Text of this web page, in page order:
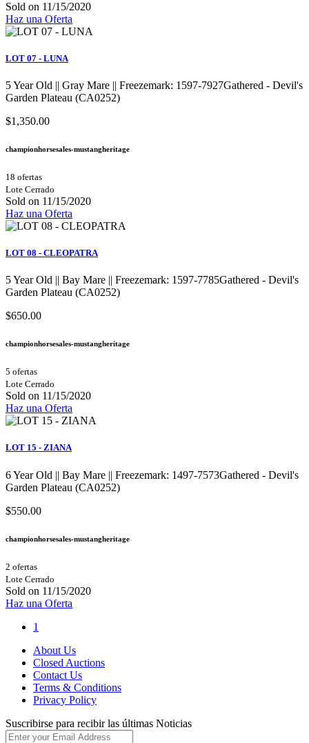
Sold on 11/15/2020
Haz una Oferta
LOT 07 - LUNA
5 Year Old || Gray Mare || Freezemark: 1597-7927Gathered - Devil's
Garden Plateau (CA0252)
$1,350.00
championhorsesales-mustangheritage
18 ofertas
Lote Cerrado
Sold on 11/15/2020
Haz una Oferta
LOT 08 - CLEOPATRA
5 Year Old || Bay Mare || Freezemark: 1597-7785Gathered - Devil's
Garden Plateau (CA0252)
$650.00
championhorsesales-mustangheritage
5 ofertas
Lote Cerrado
Sold on 11/15/2020
Haz una Oferta
LOT 15 - ZIANA
6 Year Old || Bay Mare || Freezemark: 1497-7573Gathered - Devil's
Garden Plateau (CA0252)
$550.00
championhorsesales-mustangheritage
2 ofertas
Lote Cerrado
Sold on 11/15/2020
Haz una Oferta
1
About Us
Closed Auctions
Contact Us
Terms & Conditions
Privacy Policy
Suscribirse para recibir las últimas Noticias